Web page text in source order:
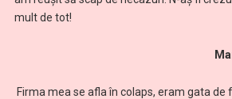
mult de tot!
Firma mea se afla în colaps, eram gata de